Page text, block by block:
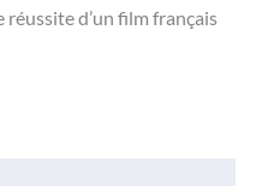
d’un film français